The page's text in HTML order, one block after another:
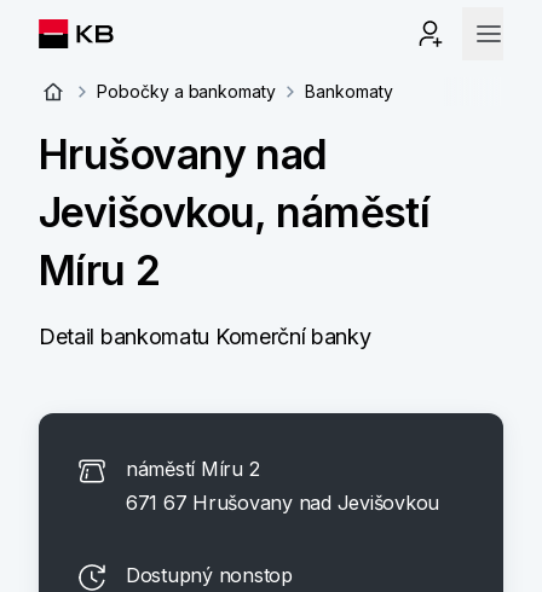
Pobočky a bankomaty Bankomaty
Hrušovany nad
Jevišovkou, náměstí
Míru 2
Detail bankomatu Komerční banky
náměstí Míru 2
671 67 Hrušovany nad Jevišovkou
Dostupný nonstop